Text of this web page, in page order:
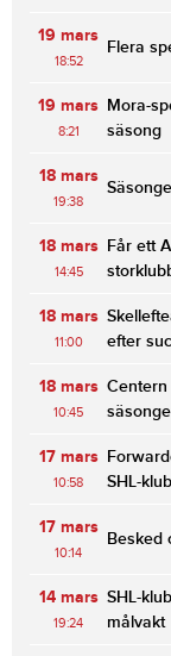
19 mars
18:52
Flera
19 mars
8:21
Mora-
säsong
18 mars
19:38
18 mars
14:45
Får ett
18 mars
11:00
efter
18 mars
10:45
Centern
17 mars
10:58
SHL-
17 mars
10:14
Besked
14 mars
19:24
SHL-
målvakt